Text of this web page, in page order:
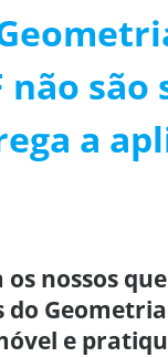
não
a
os nossos
e